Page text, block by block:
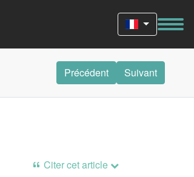
Précédent Suivant
Citer cet article